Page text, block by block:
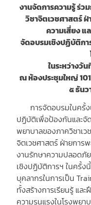
งานจัดการความรู้ ร่ว
วิชาจิตเวชศาสตร์
ความเสี่ยง แ
จัดอบรมเชิงปฏิบัติกา
ในระหว่างวั
ณ ห้องประชุมใหญ่
๕ ธัน
การจัดอบรมในครั้ง
ปฏิบัติเพื่อป้องกันและจั
พยาบาลของภาควิชาเว
จิตเวชศาสตร์ ฝ่ายการ
งานรักษาความปลอดภั
เชิงปฏิบัติการฯ ในครั้
บุคลากรในการเป็น
ทั้งสร้างการเรียนรู้ แล
ความรุนแรงในโรงพย